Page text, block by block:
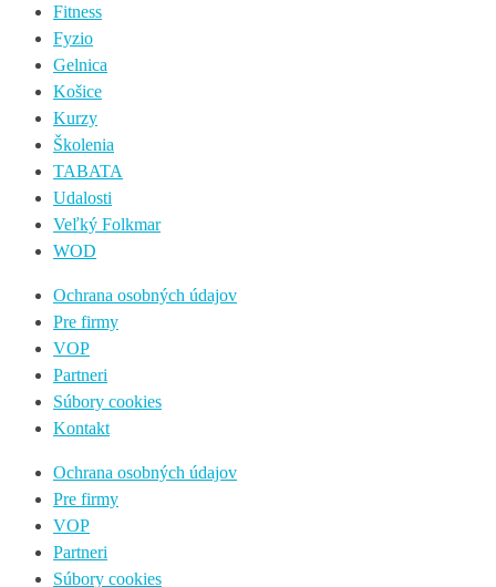
Fitness
Fyzio
Gelnica
Košice
Kurzy
Školenia
TABATA
Udalosti
Veľký Folkmar
WOD
Ochrana osobných údajov
Pre firmy
VOP
Partneri
Súbory cookies
Kontakt
Ochrana osobných údajov
Pre firmy
VOP
Partneri
Súbory cookies